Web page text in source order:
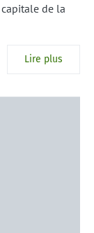
de la
Lire plus